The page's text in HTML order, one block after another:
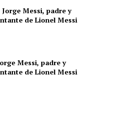
Jorge Messi, padre y
de Lionel Messi
Messi, padre y
de Lionel Messi